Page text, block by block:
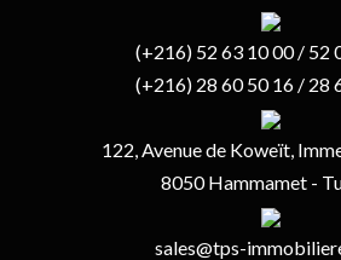
(+216) 52 63 10 00 / 52
(+216) 28 60 50 16 / 28
122, Avenue de Koweït,
8050 Hammamet -
sales@tps-